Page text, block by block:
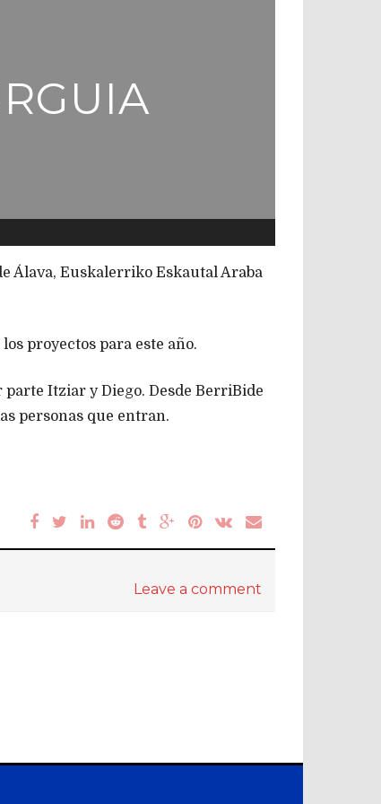
Álava, Euskalerriko Eskautal Araba
proyectos para este año.
Itziar y Diego. Desde BerriBide
personas que entran.
Leave a comment